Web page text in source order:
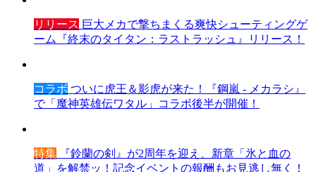
リリース 巨大メカで撃ちまくる爽快シューティングゲ
ーム『終末のタイタン：ラストラッシュ』リリース！
コラボ ついに虎王＆影虎が来た！『鋼嵐 - メカラシ』
で「魔神英雄伝ワタル」コラボ後半が開催！
特集 『鈴蘭の剣』が2周年を迎え、新章「氷と血の
道」を解禁ッ！記念イベントの報酬もお見逃し無く！